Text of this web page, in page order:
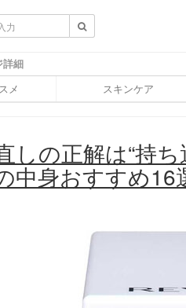
詳細
メ スキンケア
しの正解は“持
中身おすすめ